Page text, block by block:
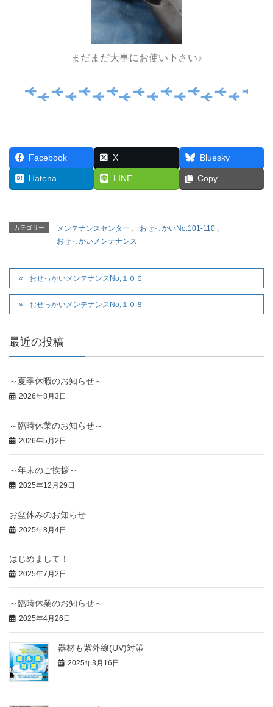
まだまだ大事にお使い下さい♪
Facebook X Bluesky
Hatena LINE Copy
カテゴリー メンテナンスセンター 、 おせっかいNo.101-110 、
おせっかいメンテナンス
おせっかいメンテナンスNo,１０６
おせっかいメンテナンスNo,１０８
最近の投稿
～夏季休暇のお知らせ～
2026年8月3日
～臨時休業のお知らせ～
2026年5月2日
～年末のご挨拶～
2025年12月29日
お盆休みのお知らせ
2025年8月4日
はじめまして！
2025年7月2日
～臨時休業のお知らせ～
2025年4月26日
器材も紫外線(UV)対策
2025年3月16日